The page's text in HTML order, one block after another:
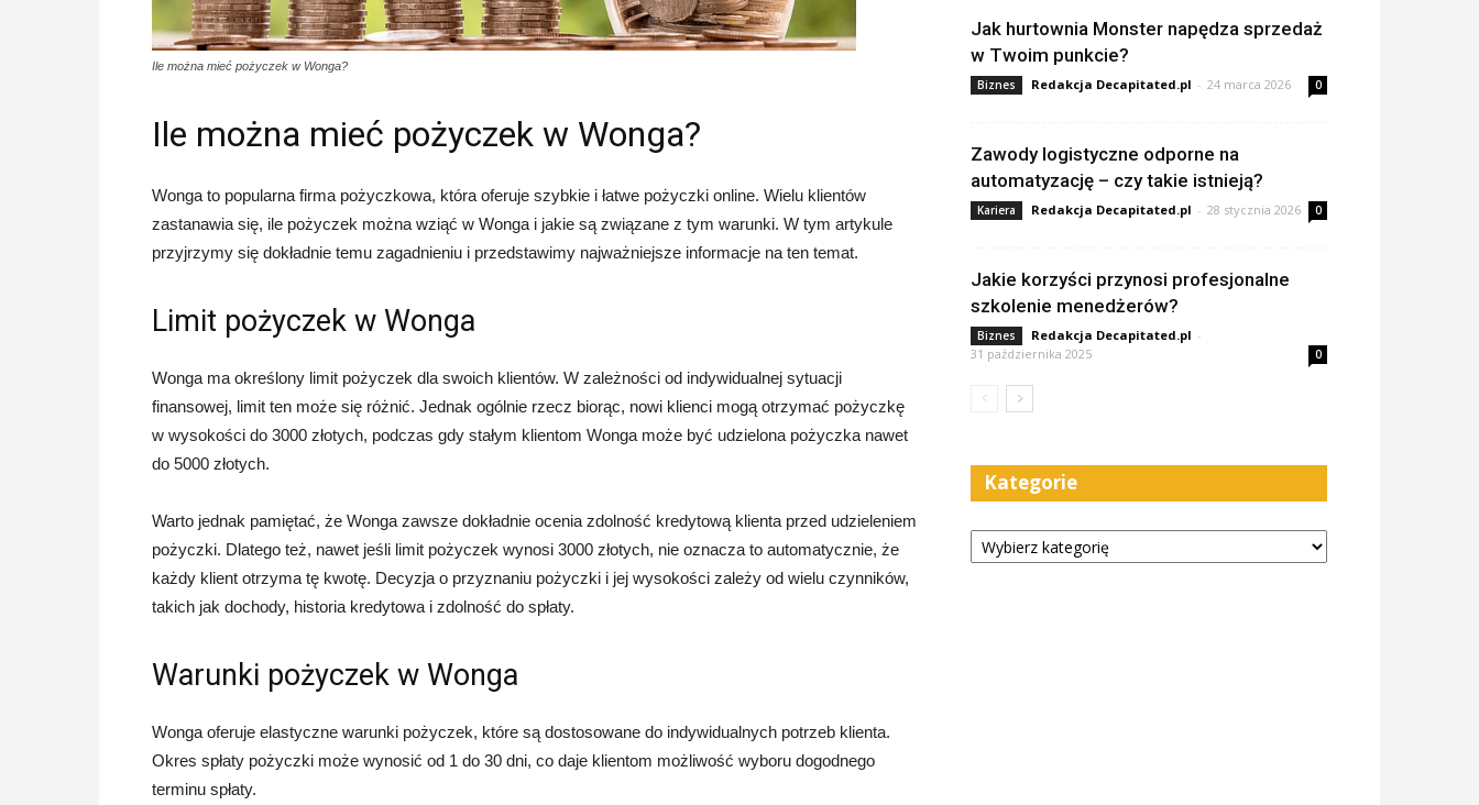
Ile można mieć pożyczek w Wonga?
Ile można mieć pożyczek w Wonga?
Wonga to popularna firma pożyczkowa, która oferuje szybkie i łatwe pożyczki online. Wielu klientów
zastanawia się, ile pożyczek można wziąć w Wonga i jakie są związane z tym warunki. W tym artykule
przyjrzymy się dokładnie temu zagadnieniu i przedstawimy najważniejsze informacje na ten temat.
Limit pożyczek w Wonga
Wonga ma określony limit pożyczek dla swoich klientów. W zależności od indywidualnej sytuacji
finansowej, limit ten może się różnić. Jednak ogólnie rzecz biorąc, nowi klienci mogą otrzymać pożyczkę
w wysokości do 3000 złotych, podczas gdy stałym klientom Wonga może być udzielona pożyczka nawet
do 5000 złotych.
Warto jednak pamiętać, że Wonga zawsze dokładnie ocenia zdolność kredytową klienta przed udzieleniem
pożyczki. Dlatego też, nawet jeśli limit pożyczek wynosi 3000 złotych, nie oznacza to automatycznie, że
każdy klient otrzyma tę kwotę. Decyzja o przyznaniu pożyczki i jej wysokości zależy od wielu czynników,
takich jak dochody, historia kredytowa i zdolność do spłaty.
Warunki pożyczek w Wonga
Wonga oferuje elastyczne warunki pożyczek, które są dostosowane do indywidualnych potrzeb klienta.
Okres spłaty pożyczki może wynosić od 1 do 30 dni, co daje klientom możliwość wyboru dogodnego
terminu spłaty.
Jak hurtownia Monster napędza sprzedaż
w Twoim punkcie?
Biznes Redakcja Decapitated.pl - 24 marca 2026 0
Zawody logistyczne odporne na
automatyzację – czy takie istnieją?
Kariera Redakcja Decapitated.pl - 28 stycznia 2026 0
Jakie korzyści przynosi profesjonalne
szkolenie menedżerów?
Biznes Redakcja Decapitated.pl -
31 października 2025
0
Kategorie
Kategorie